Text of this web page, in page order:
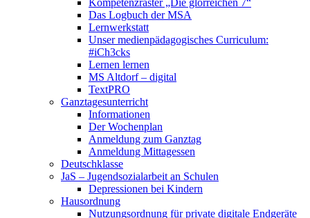
Kompetenzraster „Die glorreichen 7“
Das Logbuch der MSA
Lernwerkstatt
Unser medienpädagogisches Curriculum:
#iCh3cks
Lernen lernen
MS Altdorf – digital
TextPRO
Ganztagesunterricht
Informationen
Der Wochenplan
Anmeldung zum Ganztag
Anmeldung Mittagessen
Deutschklasse
JaS – Jugendsozialarbeit an Schulen
Depressionen bei Kindern
Hausordnung
Nutzungsordnung für private digitale Endgeräte